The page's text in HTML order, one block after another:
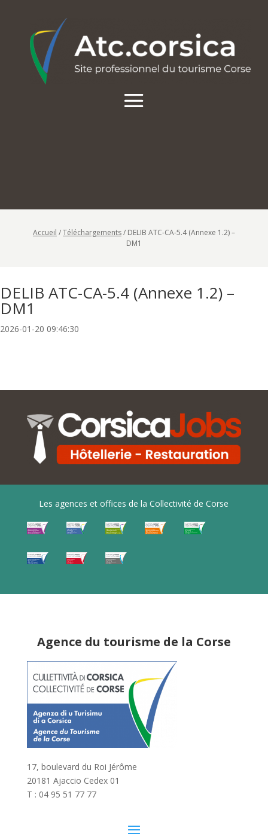
Accueil /Téléchargements/ DELIB ATC-CA-5.4 (Annexe 1.2) –
DM1
DELIB ATC-CA-5.4 (Annexe 1.2) –
DM1
2026-01-20 09:46:30
Les agences et offices de la Collectivité de Corse
Agence du tourisme de la Corse
17, boulevard du Roi Jérôme
20181 Ajaccio Cedex 01
T : 04 95 51 77 77